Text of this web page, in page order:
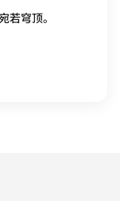
若穹顶。